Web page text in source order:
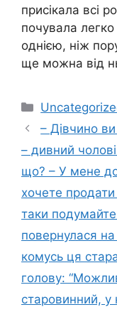
присікала всі
почувала
однією, ніж
ще можна від
Категорії
– Дівчино
– дивний
що? – У мене
хочете продати
таки
повернулася
комусь ця
голову:
старовинний, у